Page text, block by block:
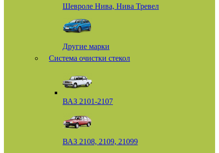
Шевроле Нива, Нива Тревел
Другие марки
Система очистки стекол
ВАЗ 2101-2107
ВАЗ 2108, 2109, 21099